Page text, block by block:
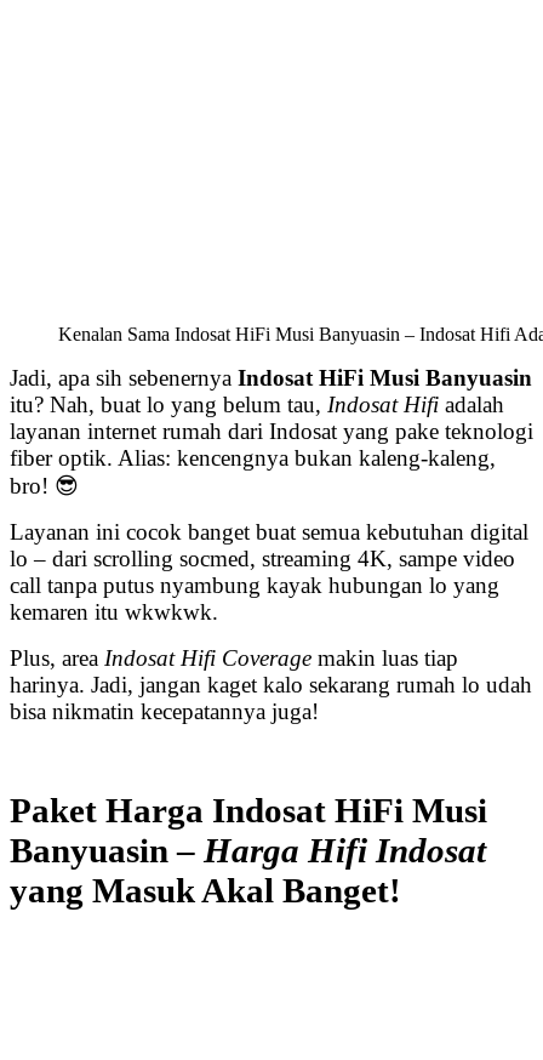
Kenalan Sama Indosat HiFi Musi Banyuasin – Indosat Hifi
Jadi, apa sih sebenernya Indosat HiFi Musi Banyuasin
itu? Nah, buat lo yang belum tau, Indosat Hifi adalah
layanan internet rumah dari Indosat yang pake teknologi
fiber optik. Alias: kencengnya bukan kaleng-kaleng,
bro! 😎
Layanan ini cocok banget buat semua kebutuhan digital
lo – dari scrolling socmed, streaming 4K, sampe video
call tanpa putus nyambung kayak hubungan lo yang
kemaren itu wkwkwk.
Plus, area Indosat Hifi Coverage makin luas tiap
harinya. Jadi, jangan kaget kalo sekarang rumah lo udah
bisa nikmatin kecepatannya juga!
Paket Harga Indosat HiFi Musi
Banyuasin – Harga Hifi Indosat
yang Masuk Akal Banget!